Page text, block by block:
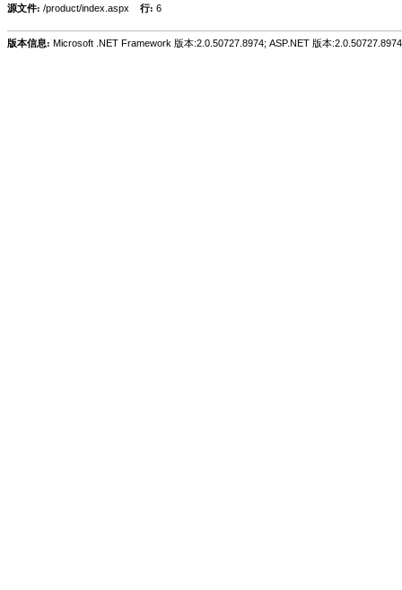
源文件: /product/index.aspx 行: 6
版本信息: Microsoft .NET Framework 版本:2.0.50727.8974; ASP.NET 版本:2.0.50727.8974